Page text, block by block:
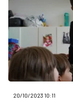
20/10/2023 10:11